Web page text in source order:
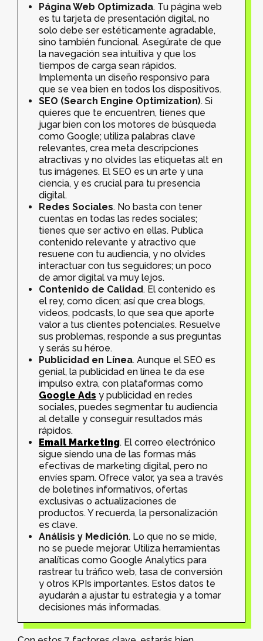
Página Web Optimizada. Tu página web
es tu tarjeta de presentación digital, no
solo debe ser estéticamente agradable,
sino también funcional. Asegúrate de que
la navegación sea intuitiva y que los
tiempos de carga sean rápidos.
Implementa un diseño responsivo para
que se vea bien en todos los dispositivos.
SEO (Search Engine Optimization). Si
quieres que te encuentren, tienes que
jugar bien con los motores de búsqueda
como Google; utiliza palabras clave
relevantes, crea meta descripciones
atractivas y no olvides las etiquetas alt en
tus imágenes. El SEO es un arte y una
ciencia, y es crucial para tu presencia
digital.
Redes Sociales. No basta con tener
cuentas en todas las redes sociales;
tienes que ser activo en ellas. Publica
contenido relevante y atractivo que
resuene con tu audiencia, y no olvides
interactuar con tus seguidores; un poco
de amor digital va muy lejos.
Contenido de Calidad. El contenido es
el rey, como dicen; así que crea blogs,
videos, podcasts, lo que sea que aporte
valor a tus clientes potenciales. Resuelve
sus problemas, responde a sus preguntas
y serás su héroe.
Publicidad en Línea. Aunque el SEO es
genial, la publicidad en línea te da ese
impulso extra, con plataformas como
Google Ads y publicidad en redes
sociales, puedes segmentar tu audiencia
al detalle y conseguir resultados más
rápidos.
Email Marketing. El correo electrónico
sigue siendo una de las formas más
efectivas de marketing digital, pero no
envíes spam. Ofrece valor, ya sea a través
de boletines informativos, ofertas
exclusivas o actualizaciones de
productos. Y recuerda, la personalización
es clave.
Análisis y Medición. Lo que no se mide,
no se puede mejorar. Utiliza herramientas
analíticas como Google Analytics para
rastrear tu tráfico web, tasa de conversión
y otros KPIs importantes. Estos datos te
ayudarán a ajustar tu estrategia y a tomar
decisiones más informadas.